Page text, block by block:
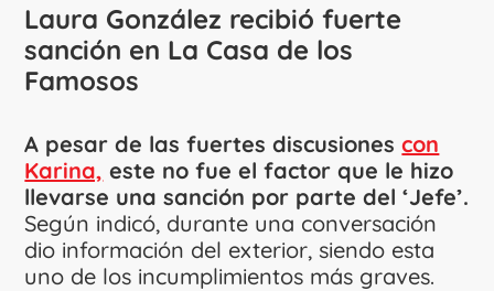
Laura González recibió fuerte
sanción en La Casa de los
Famosos
A pesar de las fuertes discusionescon
Karina, este no fue el factor que le hizo
llevarse una sanción por parte del ‘Jefe’.
Según indicó, durante una conversación
dio información del exterior, siendo esta
uno de los incumplimientos más graves.